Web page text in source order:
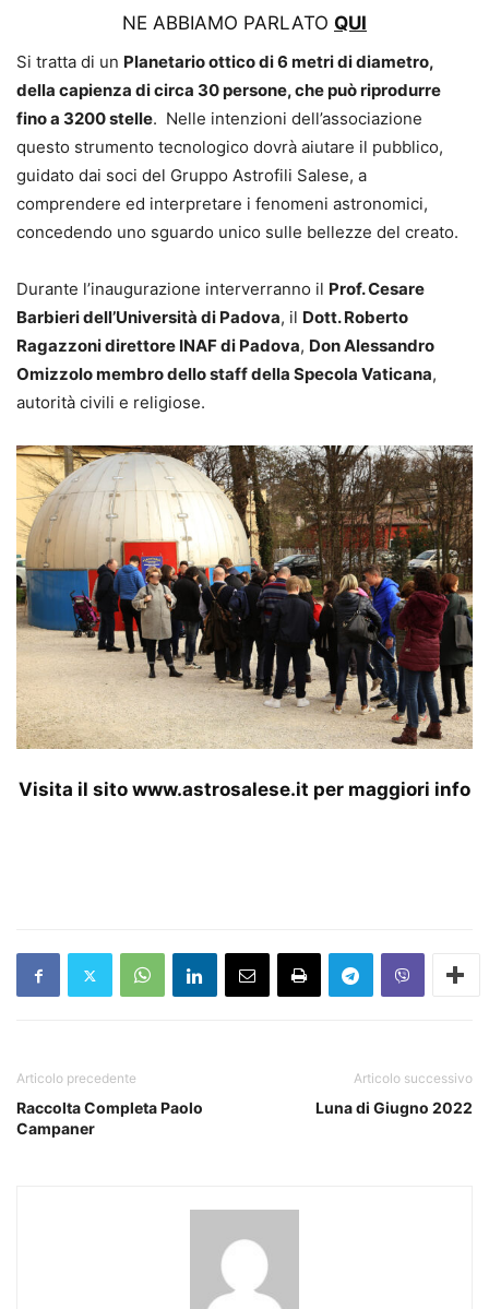
NE ABBIAMO PARLATO QUI
Si tratta di un Planetario ottico di 6 metri di diametro,
della capienza di circa 30 persone, che può riprodurre
fino a 3200 stelle. Nelle intenzioni dell’associazione
questo strumento tecnologico dovrà aiutare il pubblico,
guidato dai soci del Gruppo Astrofili Salese, a
comprendere ed interpretare i fenomeni astronomici,
concedendo uno sguardo unico sulle bellezze del creato.
Durante l’inaugurazione interverranno il Prof. Cesare
Barbieri dell’Università di Padova, il Dott. Roberto
Ragazzoni direttore INAF di Padova, Don Alessandro
Omizzolo membro dello staff della Specola Vaticana,
autorità civili e religiose.
Visita il sito www.astrosalese.it per maggiori info
Articolo precedente
Raccolta Completa Paolo
Campaner
Articolo successivo
Luna di Giugno 2022